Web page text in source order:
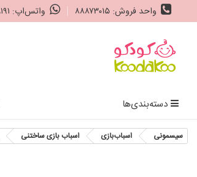
واحد فروش: ۸۸۸۷۳۰۱۵ واتس‌اپ: ۰۹۹۰۵۳۸۸۱۹۱
دسته‌بندی‌ها
سیسمونی اسباب‌بازی اسباب‌ بازی ساختنی